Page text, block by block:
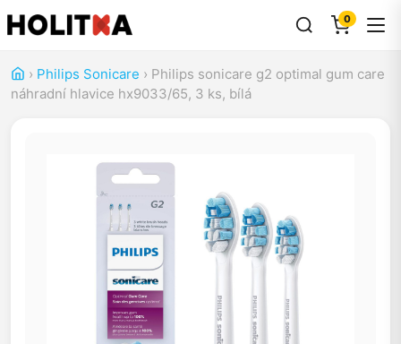
0
› Philips Sonicare › Philips sonicare g2 optimal gum care
náhradní hlavice hx9033/65, 3 ks, bílá